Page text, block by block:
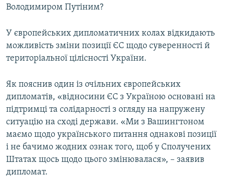
Володимиром Путіним?
У європейських дипломатичних колах відкидають
можливість зміни позиції ЄС щодо суверенності й
територіальної цілісності України.
Як пояснив один із очільних європейських
дипломатів, «відносини ЄС з Україною основані на
підтримці та солідарності з огляду на напружену
ситуацію на сході держави. «Ми з Вашингтоном
маємо щодо українського питання однакові позиції
і не бачимо жодних ознак того, щоб у Сполучених
Штатах щось щодо цього змінювалася», – заявив
дипломат.